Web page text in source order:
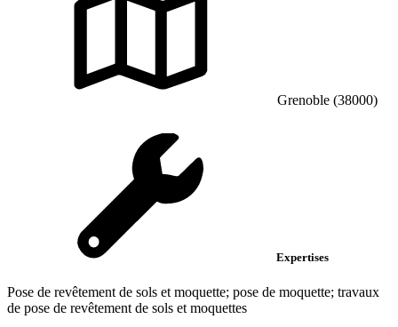
Grenoble (38000)
Expertises
Pose de revêtement de sols et moquette; pose de moquette; travaux
de pose de revêtement de sols et moquettes